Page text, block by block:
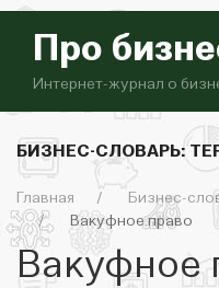
Про
Интернет-журнал о
БИЗНЕС-СЛОВАРЬ:
Главная
Бизнес-
Вакуфное право
Вакуфное